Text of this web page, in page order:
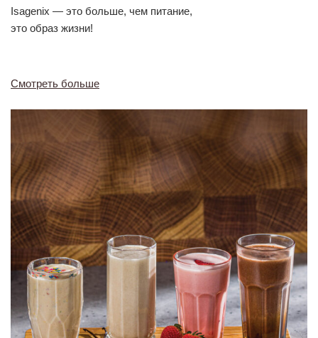
Isagenix — это больше, чем питание,
это образ жизни!
Смотреть больше